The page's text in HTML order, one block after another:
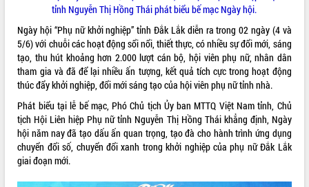
VIDEO
tỉnh Nguyễn Thị Hồng Thái phát biểu bế mạc Ngày hội.
Ngày hội “Phụ nữ khởi nghiệp” tỉnh Đắk Lắk diễn ra trong 02 ngày (4 và
5/6) với chuỗi các hoạt động sổi nổi, thiết thực, có nhiều sự đổi mới, sáng
tạo, thu hút khoảng hơn 2.000 lượt cán bộ, hội viên phụ nữ, nhân dân
tham gia và đã để lại nhiều ấn tượng, kết quả tích cực trong hoạt động
thúc đẩy khởi nghiệp, đổi mới sáng tạo của hội viên phụ nữ tỉnh nhà.
Phát biểu tại lễ bế mạc, Phó Chủ tịch Ủy ban MTTQ Việt Nam tỉnh, Chủ
tịch Hội Liên hiệp Phụ nữ tỉnh Nguyễn Thị Hồng Thái khẳng định, Ngày
hội năm nay đã tạo dấu ấn quan trọng, tạo đà cho hành trình ứng dụng
chuyển đổi số, chuyển đổi xanh trong khởi nghiệp của phụ nữ Đắk Lắk
giai đoạn mới.